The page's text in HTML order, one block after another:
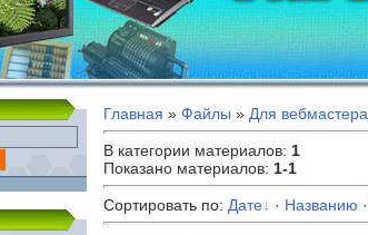
Главная » Файлы » Для вебмастера
В категории материалов: 1
Показано материалов: 1-1
Сортировать по: Дате · Названию ·